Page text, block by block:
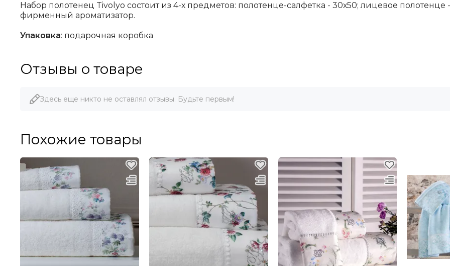
Набор полотенец Tivolyo состоит из 4-х предметов: полотенце-салфетка - 30х50; лицевое полотенце
фирменный ароматизатор.
Упаковка: подарочная коробка
Отзывы о товаре
Здесь еще никто не оставлял отзывы. Будьте первым!
Похожие товары